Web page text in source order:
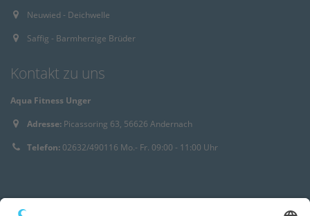
Neuwied - Deichwelle
Saffig - Barmherzige Brüder
Kontakt zu uns
Aqua Fitness Unger
Adresse: Picassoring 63, 56626 Andernach
Telefon: 02632/490116 Mo.- Fr. 09:00 - 11:00 Uhr